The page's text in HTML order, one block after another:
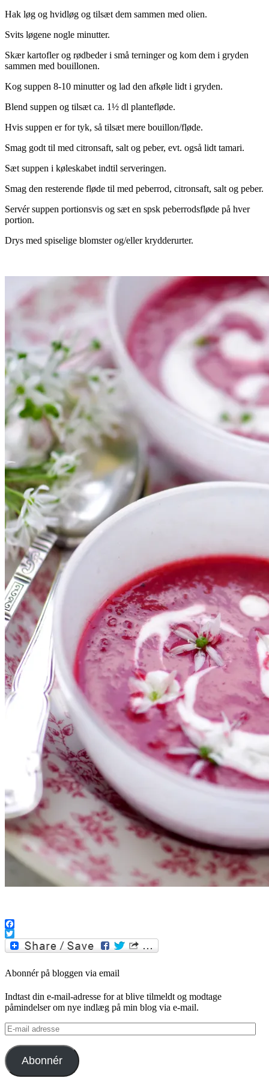
Hak løg og hvidløg og tilsæt dem sammen med olien.
Svits løgene nogle minutter.
Skær kartofler og rødbeder i små terninger og kom dem i gryden
sammen med bouillonen.
Kog suppen 8-10 minutter og lad den afkøle lidt i gryden.
Blend suppen og tilsæt ca. 1½ dl plantefløde.
Hvis suppen er for tyk, så tilsæt mere bouillon/fløde.
Smag godt til med citronsaft, salt og peber, evt. også lidt tamari.
Sæt suppen i køleskabet indtil serveringen.
Smag den resterende fløde til med peberrod, citronsaft, salt og peber.
Servér suppen portionsvis og sæt en spsk peberrodsfløde på hver
portion.
Drys med spiselige blomster og/eller krydderurter.
Facebook
Twitter
Abonnér på bloggen via email
Indtast din e-mail-adresse for at blive tilmeldt og modtage
påmindelser om nye indlæg på min blog via e-mail.
E-
mail
adresse
Abonnér